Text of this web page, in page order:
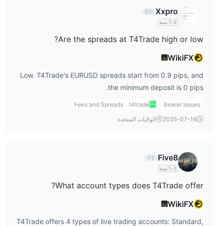
Xxpro
1-2 سنة
Are the spreads at T4Trade high or low?
WikiFXرد
Low. T4Trade's EURUSD spreads start from 0.9 pips, and
the minimum deposit is 0 pips.
Broker Issues
t4trade
Fees and Spreads
2025-07-16
الولايات المتحدة
Five8
1-2 سنة
What account types does T4Trade offer?
WikiFXرد
T4Trade offers 4 types of live trading accounts: Standard,